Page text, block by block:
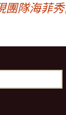
團隊海菲